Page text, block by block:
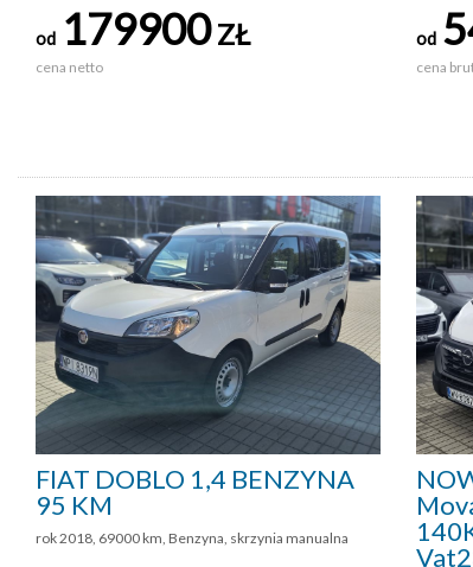
od 179900ZŁ
cena netto
od
cena
FIAT DOBLO 1,4 BENZYNA
95 KM
rok 2018, 69000 km, Benzyna, skrzynia manualna